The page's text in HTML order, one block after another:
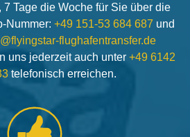
Tage die Woche für Sie über die
Nummer: +49 151-53 684 687 und
flughafentransfer.de
uns jederzeit auch unter +49 6142
telefonisch erreichen.